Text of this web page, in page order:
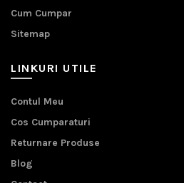
Cum Cumpar
Sitemap
LINKURI UTILE
Contul Meu
Cos Cumparaturi
Returnare Produse
Blog